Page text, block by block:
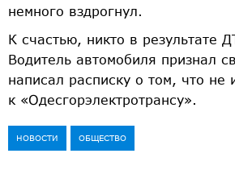
немного вздрогнул.
К счастью, никто в результате
Водитель автомобиля признал
написал расписку о том, что не
к «Одесгорэлектротрансу».
НОВОСТИ ОБЩЕСТВО